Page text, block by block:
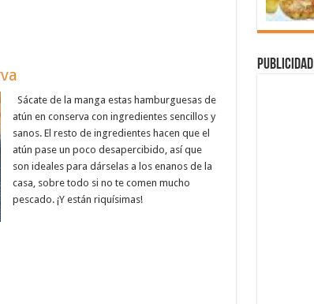
Sácate de la manga estas hamburguesas de
atún en conserva con ingredientes sencillos y
sanos. El resto de ingredientes hacen que el
atún pase un poco desapercibido, así que
son ideales para dárselas a los enanos de la
casa, sobre todo si no te comen mucho
pescado. ¡Y están riquísimas!
Publicidad